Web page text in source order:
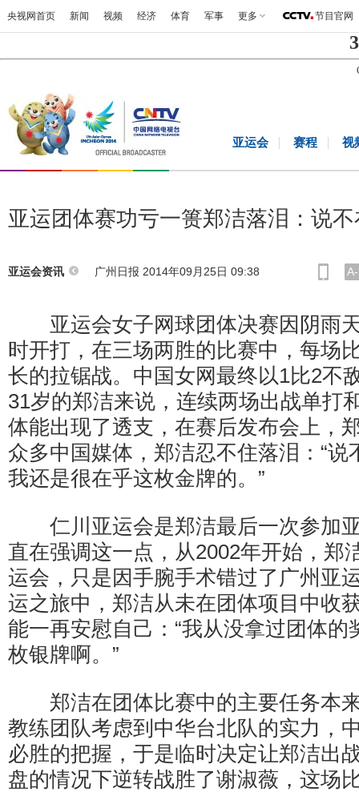
央视网首页 新闻 视频 经济 体育 军事 更多 节目官网
亚运会 赛程 视
亚运团体赛功亏一篑郑洁落泪：说
亚运会资讯 广州日报 2014年09月25日 09:38 A-
亚运会女子网球团体决赛因阴雨
时开打，在三场两胜的比赛中，每场
长的拉锯战。中国女网最终以1比2不
31岁的郑洁来说，连续两场出战单打
体能出现了透支，在赛后发布会上，
众多中国媒体，郑洁忍不住落泪：“
我还是很在乎这枚金牌的。”
仁川亚运会是郑洁最后一次参加
直在强调这一点，从2002年开始，郑
运会，只是因手腕手术错过了广州亚
运之旅中，郑洁从未在团体项目中收
能一再安慰自己：“我从没拿过团体的
枚银牌啊。”
郑洁在团体比赛中的主要任务本
教练团队考虑到中华台北队的实力，
必胜的把握，于是临时决定让郑洁出
盘的情况下逆转战胜了谢淑薇，这场